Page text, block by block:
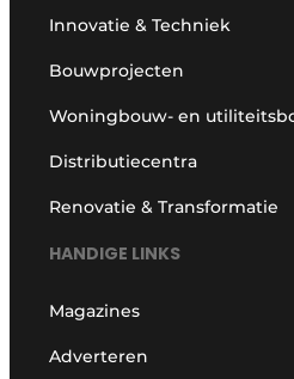
Innovatie & Techniek
Bouwprojecten
Woningbouw- en
Distributiecentra
Renovatie & Transformatie
HANDIGE LINKS
Magazines
Adverteren